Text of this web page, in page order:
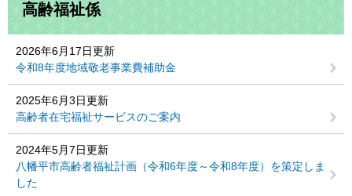
高齢福祉係
2026年6月17日更新
令和8年度地域敬老事業費補助金
2025年6月3日更新
高齢者在宅福祉サービスのご案内
2024年5月7日更新
八幡平市高齢者福祉計画（令和6年度～令和8年度）を策定しま
した